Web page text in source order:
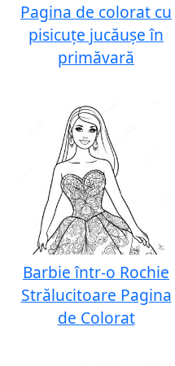
Pagina de colorat cu
pisicuțe jucăușe în
primăvară
Barbie într-o Rochie
Strălucitoare Pagina
de Colorat